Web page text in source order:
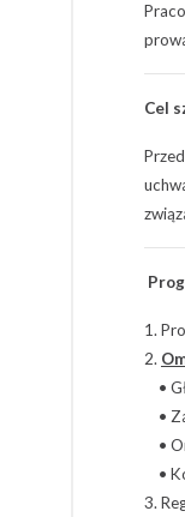
Cel
1.
2.
•
•
•
•
3.